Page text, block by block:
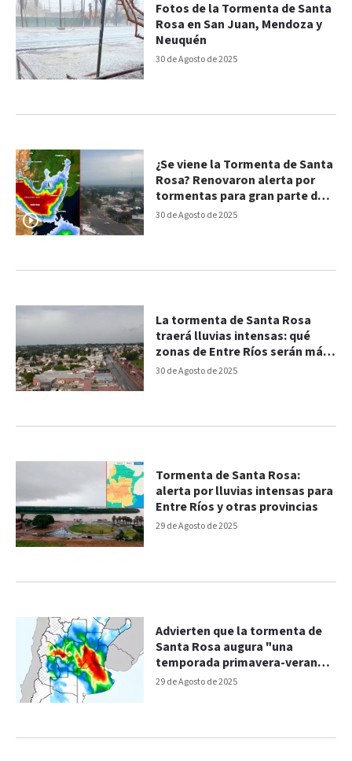
30 de Agosto de 2025
Fotos de la Tormenta de Santa
Rosa en San Juan, Mendoza y
Neuquén
30 de Agosto de 2025
¿Se viene la Tormenta de Santa
Rosa? Renovaron alerta por
tormentas para gran parte de
Entre Ríos
30 de Agosto de 2025
La tormenta de Santa Rosa
traerá lluvias intensas: qué
zonas de Entre Ríos serán más
afectadas
29 de Agosto de 2025
Tormenta de Santa Rosa:
alerta por lluvias intensas para
Entre Ríos y otras provincias
29 de Agosto de 2025
Advierten que la tormenta de
Santa Rosa augura "una
temporada primavera-verano
perturbada”